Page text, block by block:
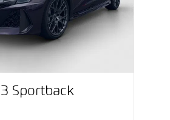
3 Sportback